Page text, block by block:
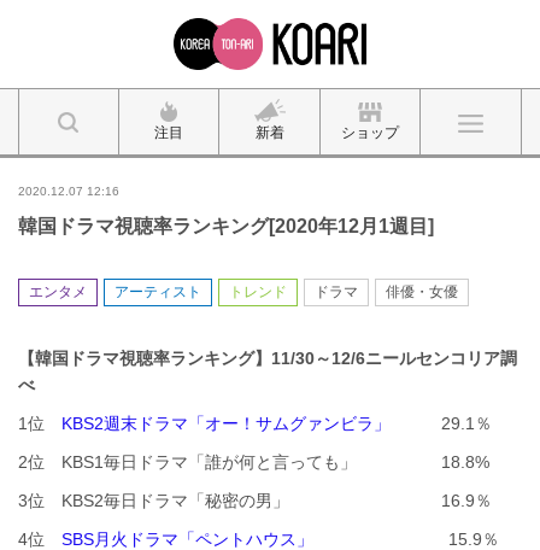
注目 新着 ショップ
2020.12.07 12:16
韓国ドラマ視聴率ランキング[2020年12月1週目]
エンタメ アーティスト トレンド ドラマ 俳優・女優
【韓国ドラマ視聴率ランキング】11/30～12/6ニールセンコリア調
べ
1位 KBS2週末ドラマ「オー！サムグァンビラ」
29.1％
2位 KBS1毎日ドラマ「誰が何と言っても」 18.8%
3位 KBS2毎日ドラマ「秘密の男」 16.9％
4位 SBS月火ドラマ「ペントハウス」
15.9％